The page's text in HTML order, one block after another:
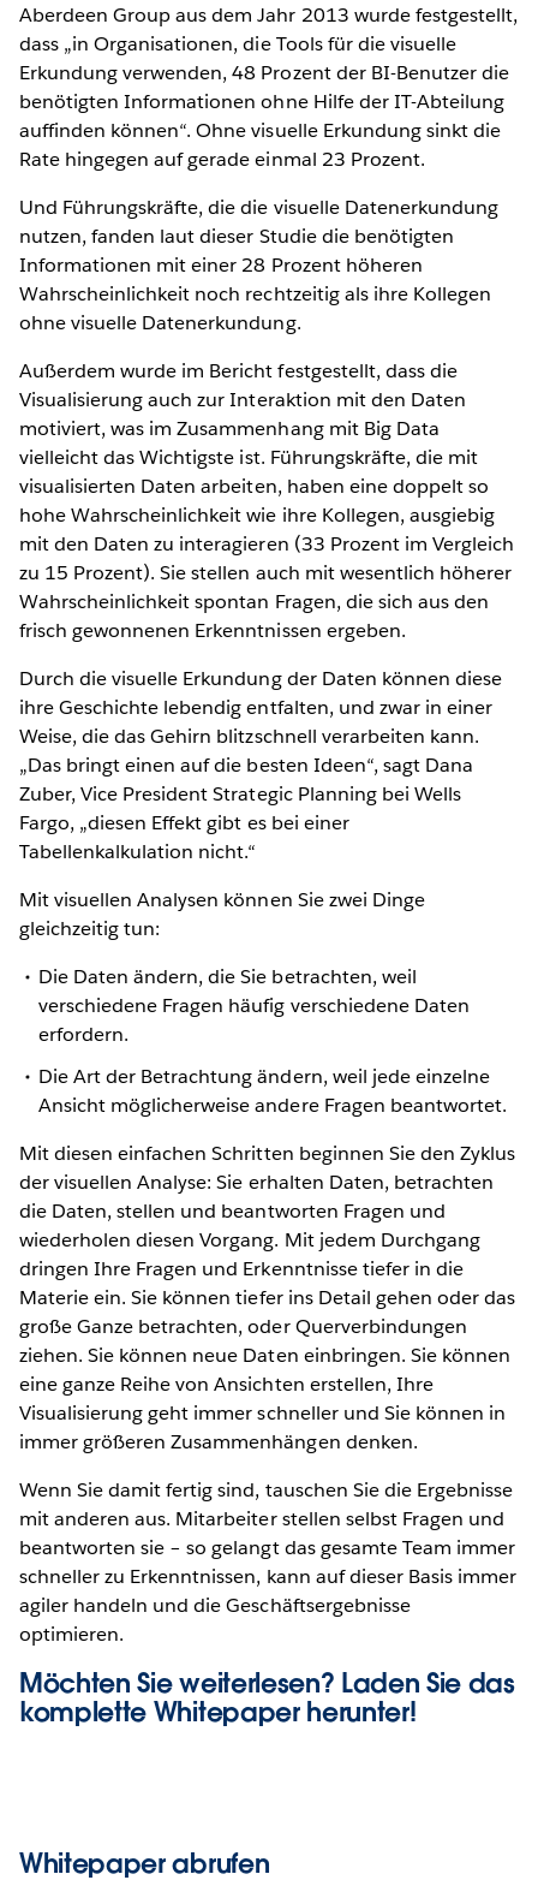
Aberdeen Group aus dem Jahr 2013 wurde festgestellt,
dass „in Organisationen, die Tools für die visuelle
Erkundung verwenden, 48 Prozent der BI-Benutzer die
benötigten Informationen ohne Hilfe der IT-Abteilung
auffinden können“. Ohne visuelle Erkundung sinkt die
Rate hingegen auf gerade einmal 23 Prozent.
Und Führungskräfte, die die visuelle Datenerkundung
nutzen, fanden laut dieser Studie die benötigten
Informationen mit einer 28 Prozent höheren
Wahrscheinlichkeit noch rechtzeitig als ihre Kollegen
ohne visuelle Datenerkundung.
Außerdem wurde im Bericht festgestellt, dass die
Visualisierung auch zur Interaktion mit den Daten
motiviert, was im Zusammenhang mit Big Data
vielleicht das Wichtigste ist. Führungskräfte, die mit
visualisierten Daten arbeiten, haben eine doppelt so
hohe Wahrscheinlichkeit wie ihre Kollegen, ausgiebig
mit den Daten zu interagieren (33 Prozent im Vergleich
zu 15 Prozent). Sie stellen auch mit wesentlich höherer
Wahrscheinlichkeit spontan Fragen, die sich aus den
frisch gewonnenen Erkenntnissen ergeben.
Durch die visuelle Erkundung der Daten können diese
ihre Geschichte lebendig entfalten, und zwar in einer
Weise, die das Gehirn blitzschnell verarbeiten kann.
„Das bringt einen auf die besten Ideen“, sagt Dana
Zuber, Vice President Strategic Planning bei Wells
Fargo, „diesen Effekt gibt es bei einer
Tabellenkalkulation nicht.“
Mit visuellen Analysen können Sie zwei Dinge
gleichzeitig tun:
Die Daten ändern, die Sie betrachten, weil
verschiedene Fragen häufig verschiedene Daten
erfordern.
Die Art der Betrachtung ändern, weil jede einzelne
Ansicht möglicherweise andere Fragen beantwortet.
Mit diesen einfachen Schritten beginnen Sie den Zyklus
der visuellen Analyse: Sie erhalten Daten, betrachten
die Daten, stellen und beantworten Fragen und
wiederholen diesen Vorgang. Mit jedem Durchgang
dringen Ihre Fragen und Erkenntnisse tiefer in die
Materie ein. Sie können tiefer ins Detail gehen oder das
große Ganze betrachten, oder Querverbindungen
ziehen. Sie können neue Daten einbringen. Sie können
eine ganze Reihe von Ansichten erstellen, Ihre
Visualisierung geht immer schneller und Sie können in
immer größeren Zusammenhängen denken.
Wenn Sie damit fertig sind, tauschen Sie die Ergebnisse
mit anderen aus. Mitarbeiter stellen selbst Fragen und
beantworten sie – so gelangt das gesamte Team immer
schneller zu Erkenntnissen, kann auf dieser Basis immer
agiler handeln und die Geschäftsergebnisse
optimieren.
Möchten Sie weiterlesen? Laden Sie das
komplette Whitepaperherunter!
Whitepaper abrufen